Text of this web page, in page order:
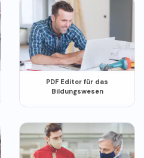
PDF Editor für das
Bildungswesen